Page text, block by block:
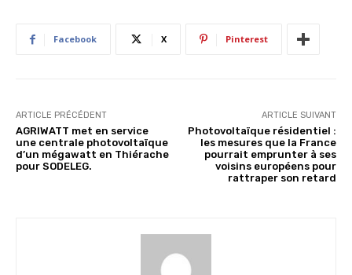
Facebook X Pinterest
ARTICLE PRÉCÉDENT
AGRIWATT met en service
une centrale photovoltaïque
d’un mégawatt en Thiérache
pour SODELEG.
ARTICLE SUIVANT
Photovoltaïque résidentiel :
les mesures que la France
pourrait emprunter à ses
voisins européens pour
rattraper son retard